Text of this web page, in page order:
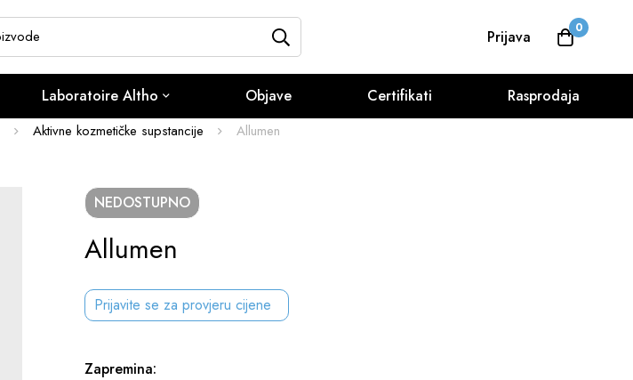
Prijava 0
Laboratoire Altho Objave Certifikati Rasprodaja
Aktivne kozmetičke supstancije Allumen
NEDOSTUPNO
Allumen
Prijavite se za provjeru cijene
Zapremina: